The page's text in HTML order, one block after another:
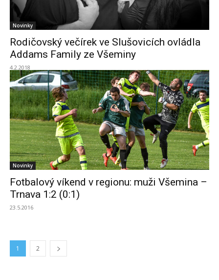
Novinky
Rodičovský večírek ve Slušovicích ovládla
Addams Family ze Všeminy
4.2.2018
Novinky
Fotbalový víkend v regionu: muži Všemina –
Trnava 1:2 (0:1)
23.5.2016
1 2